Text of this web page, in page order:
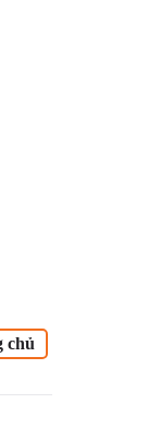
chủ